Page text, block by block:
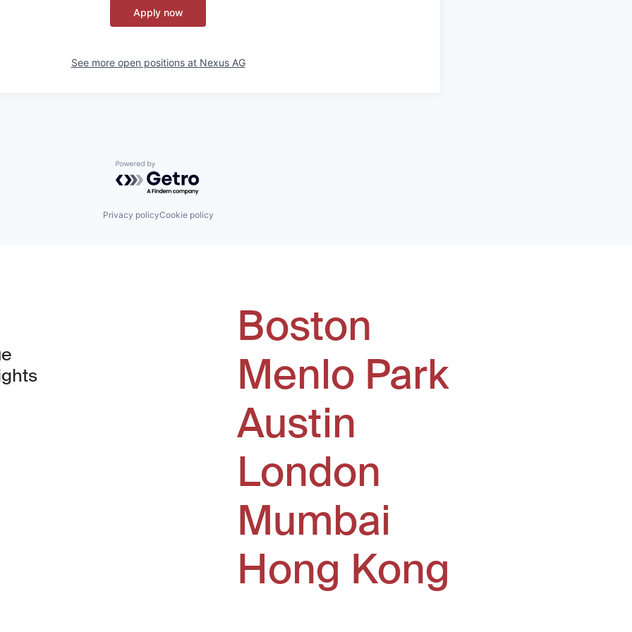
Apply now
See more open positions at Nexus AG
Powered by Getro.com
Privacy policyCookie policy
Boston
Menlo Park
Austin
London
Mumbai
Hong Kong